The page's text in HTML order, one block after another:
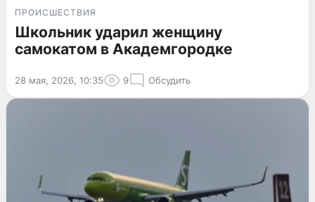
ПРОИСШЕСТВИЯ
Школьник ударил женщину
самокатом в Академгородке
28 мая, 2026, 10:35 9 Обсудить